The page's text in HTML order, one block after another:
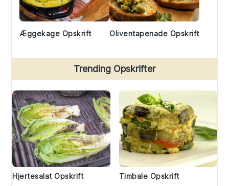
Æggekage Opskrift Oliventapenade Opskrift
Trending Opskrifter
Hjertesalat Opskrift Timbale Opskrift